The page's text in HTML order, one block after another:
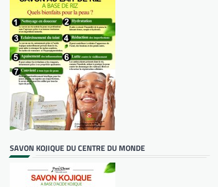
SAVON KOJIQUE DU CENTRE DU MONDE